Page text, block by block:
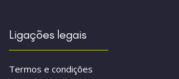
Ligações legais
Termos e condições